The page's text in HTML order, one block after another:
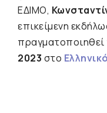
ΕΔΙΜΟ,
επικείμενη
πραγματοποιηθεί
2023 στο